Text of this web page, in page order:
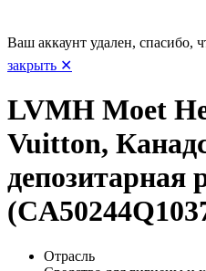
Ваш аккаунт удален, спасибо,
закрыть ✕
LVMH Moet
Vuitton,
депозитарная
Отрасль